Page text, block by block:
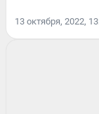
13 октября, 2022,